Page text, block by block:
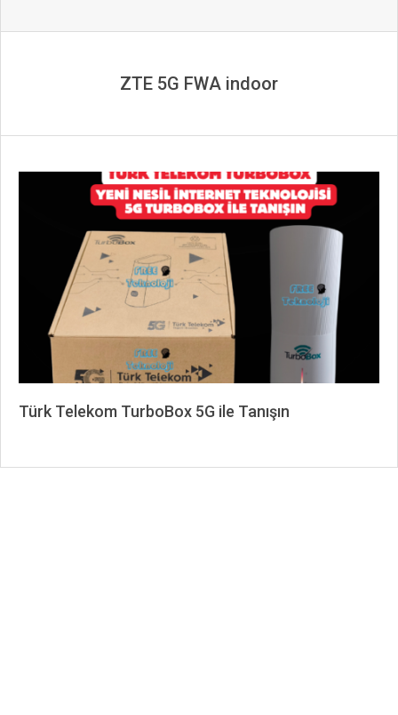
ZTE 5G FWA indoor
Türk Telekom TurboBox 5G ile Tanışın